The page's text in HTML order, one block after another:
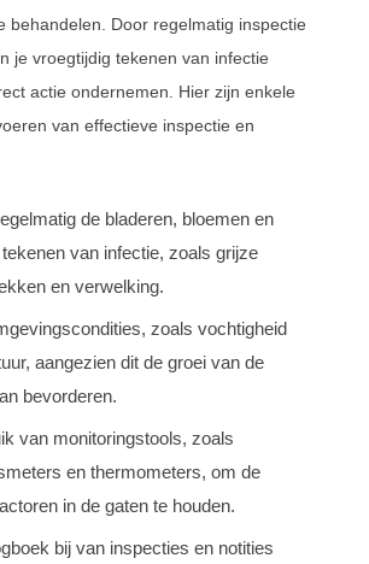
behandelen. Door regelmatig inspectie
je vroegtijdig tekenen van infectie
actie ondernemen. Hier zijn enkele
van effectieve inspectie en
de bladeren, bloemen en
van infectie, zoals grijze
en verwelking.
zoals vochtigheid
aangezien dit de groei van de
bevorderen.
van monitoringstools, zoals
en thermometers, om de
in de gaten te houden.
bij van inspecties en notities